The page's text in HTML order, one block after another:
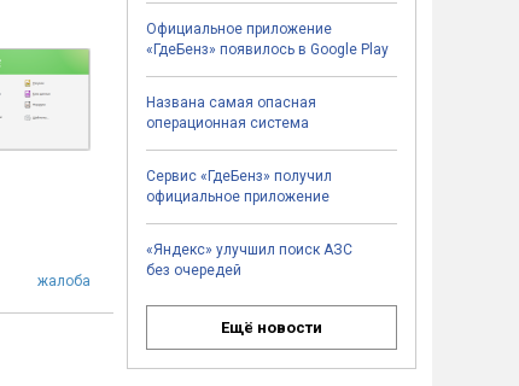
жалоба
Официальное приложение
«ГдеБенз» появилось в Google Play
Названа самая опасная
операционная система
Сервис «ГдеБенз» получил
официальное приложение
«Яндекс» улучшил поиск АЗС
без очередей
Ещё новости